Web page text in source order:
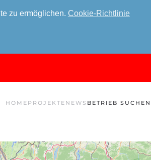
zu ermöglichen. Cookie-Richtlinie
HOME PROJEKTE NEWS BETRIEB SUCHEN